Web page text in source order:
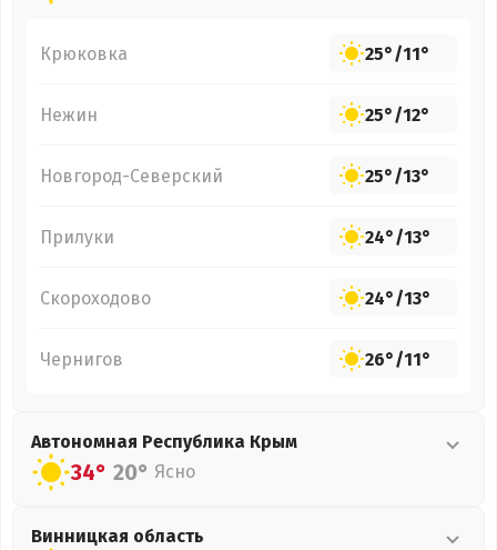
Крюковка 25°/11°
Нежин 25°/12°
Новгород-Северский 25°/13°
Прилуки 24°/13°
Скороходово 24°/13°
Чернигов 26°/11°
Автономная Республика Крым
34° 20° Ясно
Винницкая область